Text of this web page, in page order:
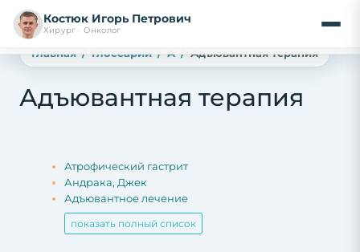
Костюк Игорь Петрович
Хирург · Онколог
Главная Глоссарий А Адъювантная терапия
Адъювантная терапия
Атрофический гастрит
Андрака, Джек
Адъювантное лечение
показать полный список